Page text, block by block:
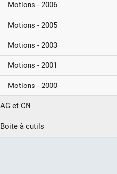
Motions - 2006
Motions - 2005
Motions - 2003
Motions - 2001
Motions - 2000
AG et CN
Boite à outils